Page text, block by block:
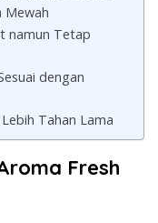
Mewah
namun Tetap
dengan
Tahan Lama
Fresh